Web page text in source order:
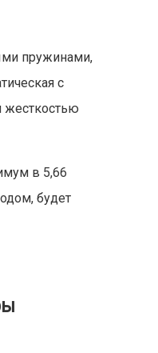
пружинами,
с
жесткостью
в 5,66
будет